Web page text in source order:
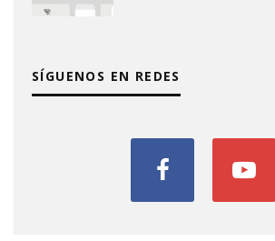
SÍGUENOS EN REDES